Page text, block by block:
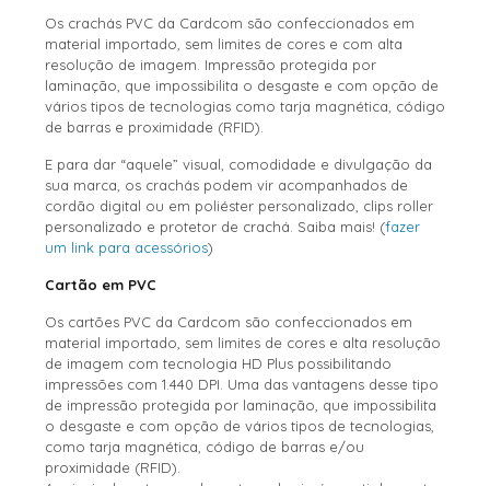
Os crachás PVC da Cardcom são confeccionados em
material importado, sem limites de cores e com alta
resolução de imagem. Impressão protegida por
laminação, que impossibilita o desgaste e com opção de
vários tipos de tecnologias como tarja magnética, código
de barras e proximidade (RFID).
E para dar “aquele” visual, comodidade e divulgação da
sua marca, os crachás podem vir acompanhados de
cordão digital ou em poliéster personalizado, clips roller
personalizado e protetor de crachá. Saiba mais! (fazer
um link para acessórios)
Cartão em PVC
Os cartões PVC da Cardcom são confeccionados em
material importado, sem limites de cores e alta resolução
de imagem com tecnologia HD Plus possibilitando
impressões com 1.440 DPI. Uma das vantagens desse tipo
de impressão protegida por laminação, que impossibilita
o desgaste e com opção de vários tipos de tecnologias,
como tarja magnética, código de barras e/ou
proximidade (RFID).